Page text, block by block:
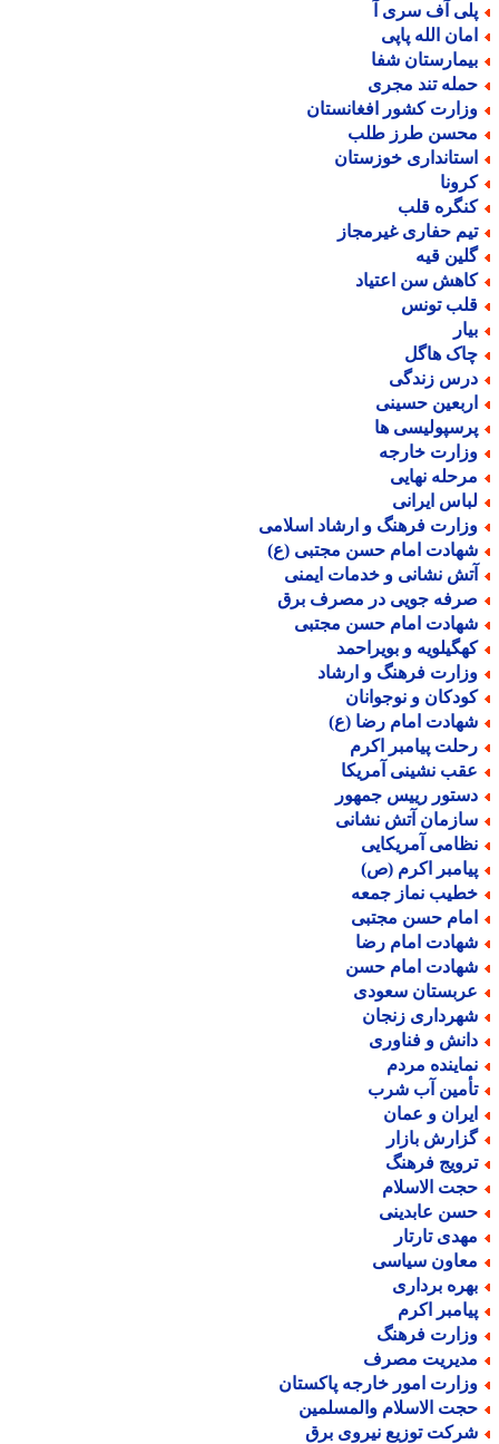
آف سری آ
الله پاپی
شفا
تند مجری
کشور افغانستان
طرز طلب
خوزستان
قلب
حفاری غیرمجاز
قیه
سن اعتیاد
تونس
هاگل
زندگی
حسینی
ها
خارجه
نهایی
ایرانی
فرهنگ و ارشاد اسلامی
امام حسن مجتبی (ع)
نشانی و خدمات ایمنی
جویی در مصرف برق
امام حسن مجتبی
و بویراحمد
فرهنگ و ارشاد
و نوجوانان
امام رضا (ع)
پیامبر اکرم
نشینی آمریکا
رییس جمهور
آتش نشانی
آمریکایی
اکرم (ص)
نماز جمعه
حسن مجتبی
امام رضا
امام حسن
سعودی
زنجان
و فناوری
مردم
آب شرب
و عمان
بازار
فرهنگ
الاسلام
عابدینی
تارتار
سیاسی
برداری
اکرم
فرهنگ
مصرف
امور خارجه پاکستان
الاسلام والمسلمین
توزیع نیروی برق